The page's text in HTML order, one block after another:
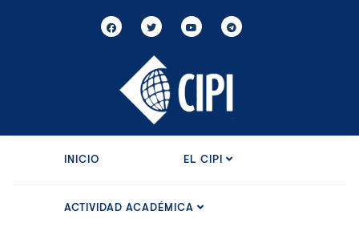
INICIO EL CIPI
ACTIVIDAD ACADÉMICA